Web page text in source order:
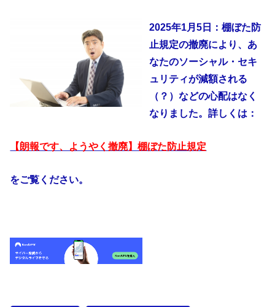
2025年1月5日：棚ぼた防
止規定の撤廃により、あ
なたのソーシャル・セキ
ュリティが減額される
（？）などの心配はなく
なりました。詳しくは：
【朗報です、ようやく撤廃】棚ぼた防止規定
をご覧ください。